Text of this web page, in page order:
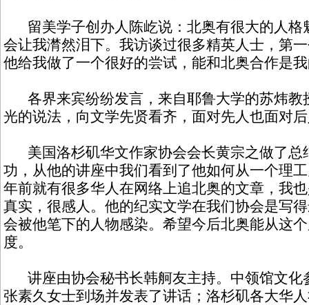
留美学子创办人陈屹说：北奥有很大的人格
会让我潸然泪下。我访谈过很多精英人士，第
他给我做了一个很好的尝试，能和北奥合作是
各界来宾纷纷发言，来自耶鲁大学的苏炜教
光的说法，向文学先贤看齐，面对先人也面对
美国洛杉矶华文作家协会会长黄宗之做了总
功，从他的讲座中我们看到了他如何从一个理
年前就有很多华人在网络上追北奥的文章，我
真实，很感人。他的纪实文学在我们协会是写
会被他笔下的人物感染。希望今后北奥能从这
度。
讲座由协会秘书长韩舸友主持。中领馆文化
张素久女士到场并发表了讲话；洛杉矶各大华